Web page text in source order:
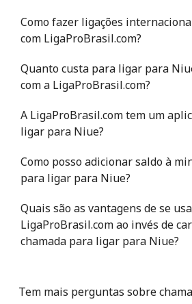
fixo
⁦R$4⁩
Celular
2
⁦R$4⁩
Niger
fixo
⁦R$4⁩
⁦R$4⁩
Nigeria
fixo
⁦R$4⁩
Como fazer ligações
com LigaProBrasil.com?
Quanto custa para ligar para
com a LigaProBrasil.com?
A LigaProBrasil.com tem um
ligar para Niue?
Como posso adicionar saldo à
para ligar para Niue?
Quais são as vantagens de se
LigaProBrasil.com ao invés de
chamada para ligar para Niue?
Tem mais perguntas sobre